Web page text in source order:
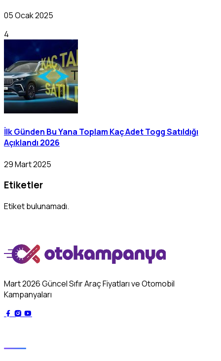
05 Ocak 2025
4
İlk Günden Bu Yana Toplam Kaç Adet Togg Satıldığı
Açıklandı 2026
29 Mart 2025
Etiketler
Etiket bulunamadı.
Mart 2026 Güncel Sıfır Araç Fiyatları ve Otomobil
Kampanyaları